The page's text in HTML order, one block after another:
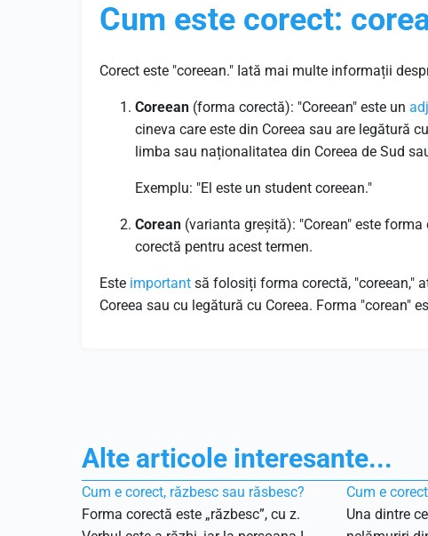
Cum este corect:
Corect este "coreean." Iată mai multe informații
Coreean (forma corectă): "Coreean" este un
cineva care este din Coreea sau are legătură
limba sau naționalitatea din Coreea de Sud
Exemplu: "El este un student coreean."
Corean (varianta greșită): "Corean" este
corectă pentru acest termen.
Este important să folosiți forma corectă, "coreean,"
Coreea sau cu legătură cu Coreea. Forma "corean"
Alte articole interesante...
Cum e corect, răzbesc sau răsbesc?
Forma corectă este „răzbesc”, cu z.
Cum e
Una dintre